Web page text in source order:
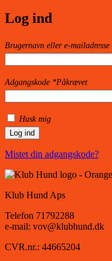
Log ind
Brugernavn eller e-mailadresse
Adgangskode *Påkrævet
Husk mig
Log ind
Mistet din adgangskode?
Klub Hund Aps
Telefon 71792288
e-mail: vov@klubhund.dk
CVR.nr.: 44665204